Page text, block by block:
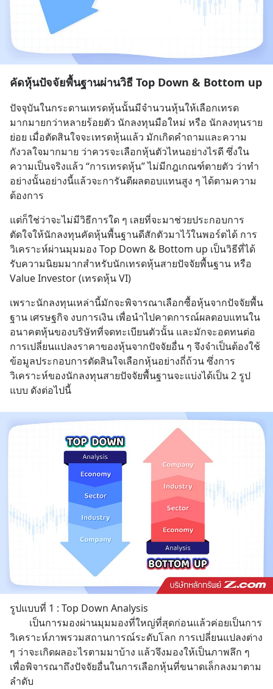
คัดหุ้นปัจจัยพื้นฐานผ่านวิธี Top Down & Bottom up
ปัจจุบันในกระดานเทรดหุ้นนั้นมีจำนวนหุ้นให้เลือกเทรด
มากมายกว่าหลายร้อยตัว นักลงทุนมือใหม่ หรือ นักลงทุนราย
ย่อย เมื่อตัดสินใจจะเทรดหุ้นแล้ว มักเกิดคำถามและความ
กังวลใจมากมาย ว่าควรจะเลือกหุ้นตัวไหนอย่างไรดี ซึ่งใน
ความเป็นจริงแล้ว “การเทรดหุ้น” ไม่มีกฎเกณฑ์ตายตัว ว่าทำ
อย่างนั้นอย่างนี้แล้วจะการันตีผลตอบแทนสูง ๆ ได้ตามความ
ต้องการ
แต่ก็ใช่ว่าจะไม่มีวิธีการใด ๆ เลยที่จะมาช่วยประกอบการ
ตัดใจให้นักลงทุนคัดหุ้นพื้นฐานดีสักตัวมาไว้ในพอร์ตได้ การ
วิเคราะห์ผ่านมุมมอง Top Down & Bottom up เป็นวิธีที่ได้
รับความนิยมมากสำหรับนักเทรดหุ้นสายปัจจัยพื้นฐาน หรือ
Value Investor (เทรดหุ้น VI)
เพราะนักลงทุนเหล่านี้มักจะพิจารณาเลือกซื้อหุ้นจากปัจจัยพื้น
ฐาน เศรษฐกิจ งบการเงิน เพื่อนำไปคาดการณ์ผลตอบแทนใน
อนาคตหุ้นของบริษัทที่จดทะเบียนตัวนั้น และมักจะอดทนต่อ
การเปลี่ยนแปลงราคาของหุ้นจากปัจจัยอื่น ๆ จึงจำเป็นต้องใช้
ข้อมูลประกอบการตัดสินใจเลือกหุ้นอย่างถี่ถ้วน ซึ่งการ
วิเคราะห์ของนักลงทุนสายปัจจัยพื้นฐานจะแบ่งได้เป็น 2 รูป
แบบ ดังต่อไปนี้
รูปแบบที่ 1 : Top Down Analysis
วิเคราะห์ภาพรวมสถานการณ์ระดับโลก การเปลี่ยนแปลงต่าง
ๆ ว่าจะเกิดผลอะไรตามมาบ้าง แล้วจึงมองให้เป็นภาพลึก ๆ
เพื่อพิจารณาถึงปัจจัยอื่นในการเลือกหุ้นที่ขนาดเล็กลงมาตาม
ลำดับ